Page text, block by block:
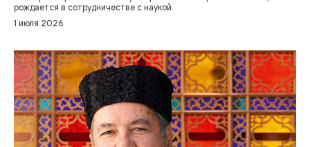
рождается в сотрудничестве с наукой.
1 июля 2026